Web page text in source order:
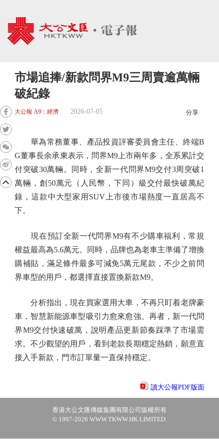
市場追捧/新款問界M9三周賣逾萬輛
破紀錄
大公報 A9：經濟 2026-07-05 分享
華為常務董事、產品投資評審委員會主任、終端B
G董事長余承東表示，問界M9上市兩年多，全系累計交
付突破30萬輛。同時，全新一代問界M9交付3周突破1
萬輛，創50萬元（人民幣，下同）級交付最快破萬紀
錄，這款中大型家用SUV上市後市場熱度一直居高不
下。
現在預訂全新一代問界M9有不少購車福利，常規
權益最高為5.6萬元。同時，品牌也為老車主準備了增換
購補貼，滿足條件最多可減免5萬元尾款，不少之前問
界車型的用戶，都選擇直接置換新款M9。
分析指出，現在買家選用大車，不再只盯着老牌豪
車，智慧新能源車型吸引力愈來愈強。再者，新一代問
界M9交付快速破萬，說明產品更新節奏踩準了市場需
求。不少觀望的用戶，看到老款長期穩定熱銷，願意直
接入手新款，門市訂單量一直保持穩定。
讀大公報PDF版面
香港大公文匯傳媒集團有限公司版權所有
© 1997-2026 WWW.TKWW.HK LIMITED.